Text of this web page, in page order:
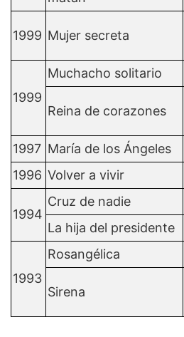
1999 Mujer secreta
1999
Muchacho solitario
Reina de corazones
1997 María de los Ángeles
1996 Volver a vivir
1994
Cruz de nadie
La hija del presidente
1993
Rosangélica
Sirena